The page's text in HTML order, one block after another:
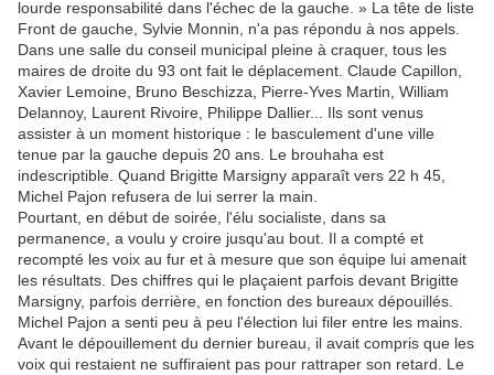
lourde responsabilité dans l'échec de la gauche. » La tête de liste
Front de gauche, Sylvie Monnin, n'a pas répondu à nos appels.
Dans une salle du conseil municipal pleine à craquer, tous les
maires de droite du 93 ont fait le déplacement. Claude Capillon,
Xavier Lemoine, Bruno Beschizza, Pierre-Yves Martin, William
Delannoy, Laurent Rivoire, Philippe Dallier... Ils sont venus
assister à un moment historique : le basculement d'une ville
tenue par la gauche depuis 20 ans. Le brouhaha est
indescriptible. Quand Brigitte Marsigny apparaît vers 22 h 45,
Michel Pajon refusera de lui serrer la main.
Pourtant, en début de soirée, l'élu socialiste, dans sa
permanence, a voulu y croire jusqu'au bout. Il a compté et
recompté les voix au fur et à mesure que son équipe lui amenait
les résultats. Des chiffres qui le plaçaient parfois devant Brigitte
Marsigny, parfois derrière, en fonction des bureaux dépouillés.
Michel Pajon a senti peu à peu l'élection lui filer entre les mains.
Avant le dépouillement du dernier bureau, il avait compris que les
voix qui restaient ne suffiraient pas pour rattraper son retard. Le